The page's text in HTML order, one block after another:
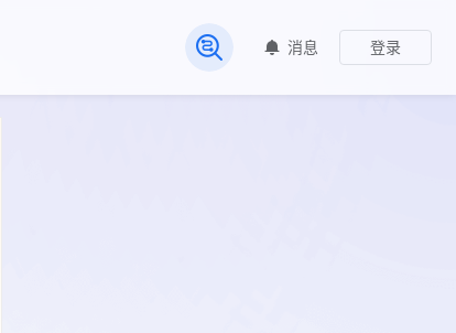
常见问题
消息 登录